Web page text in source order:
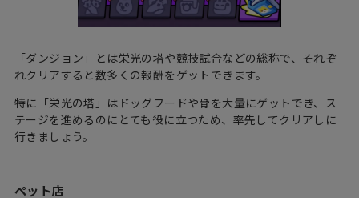
「ダンジョン」とは栄光の塔や競技試合などの総称で、それぞ
れクリアすると数多くの報酬をゲットできます。
特に「栄光の塔」はドッグフードや骨を大量にゲットでき、ス
テージを進めるのにとても役に立つため、率先してクリアしに
行きましょう。
ペット店